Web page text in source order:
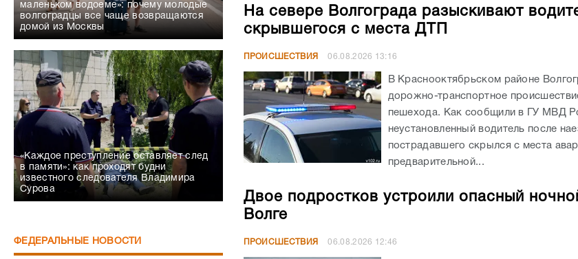
маленьком водоеме»: почему молодые
волгоградцы все чаще возвращаются
домой из Москвы
«Каждое преступление оставляет след
в памяти»: как проходят будни
известного следователя Владимира
Сурова
ФЕДЕРАЛЬНЫЕ НОВОСТИ
На севере Волгограда разыскивают
скрывшегося с места ДТП
ПРОИСШЕСТВИЯ 06.08.2026 13:16
В Краснооктябрьском районе
дорожно-транспортное
пешехода. Как сообщили в ГУ МВД
неустановленный водитель после
пострадавшего скрылся с места
предварительной...
Двое подростков устроили опасный
Волге
ПРОИСШЕСТВИЯ 06.08.2026 12:46